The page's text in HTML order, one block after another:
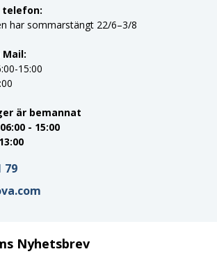
Nyhetsbrev
telefon:
har sommarstängt 22/6–3/8
15:00
är bemannat
- 15:00
79